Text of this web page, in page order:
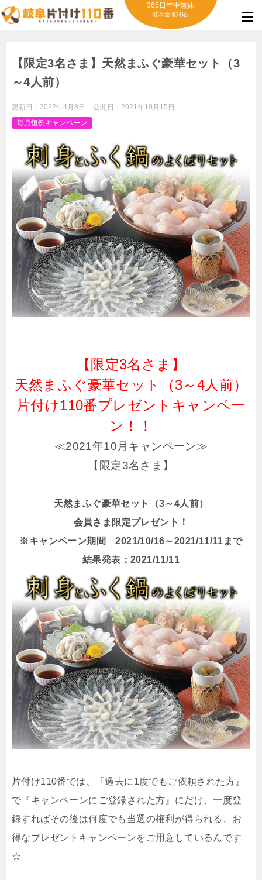
365日年中無休
岐阜全域対応
【限定3名さま】天然まふぐ豪華セット（3
～4人前）
更新日： 2022年4月8日 公開日： 2021年10月15日
毎月恒例キャンペーン
【限定3名さま】
天然まふぐ豪華セット（3～4人前）
片付け110番プレゼントキャンペー
ン！！
≪2021年10月キャンペーン≫
【限定3名さま】
天然まふぐ豪華セット（3～4人前）
会員さま限定プレゼント！
※キャンペーン期間 2021/10/16～2021/11/11まで
結果発表：2021/11/11
片付け110番では、『過去に1度でもご依頼された方』
で『キャンペーンにご登録された方』にだけ、一度登
録すればその後は何度でも当選の権利が得られる、お
得なプレゼントキャンペーンをご用意しているんです
☆